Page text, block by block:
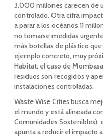
3.000 millones carecen de
controlado. Otra cifra
a parar a los océanos 11
no tomarse medidas
más botellas de plástico
ejemplo concreto, muy
Habitat: el caso de
residuos son recogidos y
instalaciones controladas.
Waste Wise Cities busca
el mundo y está alineada
Comunidades Sostenibles),
apunta a reducir el impacto